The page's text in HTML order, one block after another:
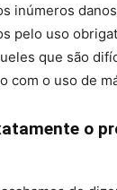
inúmeros
pelo uso
que são
com o uso de
o